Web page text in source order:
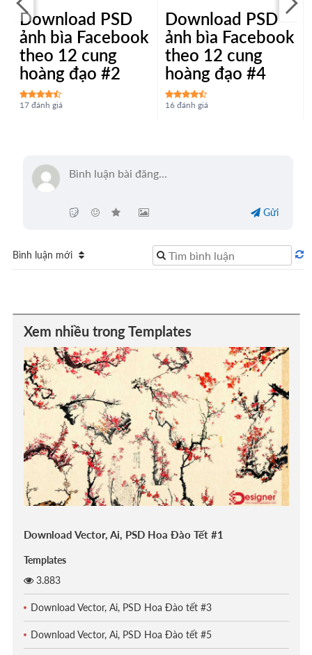
Download PSD
ảnh bìa Facebook
theo 12 cung
hoàng đạo #2
17 đánh giá
Download PSD
ảnh bìa Facebook
theo 12 cung
hoàng đạo #4
16 đánh giá
Gửi
Bình luận mới
Xem nhiều trong Templates
Download Vector, Ai, PSD Hoa Đào Tết #1
Templates
3.883
Download Vector, Ai, PSD Hoa Đào tết #3
Download Vector, Ai, PSD Hoa Đào tết #5